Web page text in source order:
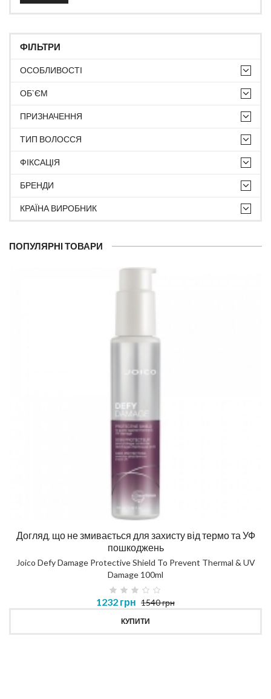
ФІЛЬТРИ
ОСОБЛИВОСТІ
ОБ`ЄМ
ПРИЗНАЧЕННЯ
ТИП ВОЛОССЯ
ФІКСАЦІЯ
БРЕНДИ
КРАЇНА ВИРОБНИК
ПОПУЛЯРНІ ТОВАРИ
Догляд, що не змивається для захисту від термо та УФ
пошкоджень
Joico Defy Damage Protective Shield To Prevent Thermal & UV
Damage 100ml
1232 грн 1540 грн
КУПИТИ